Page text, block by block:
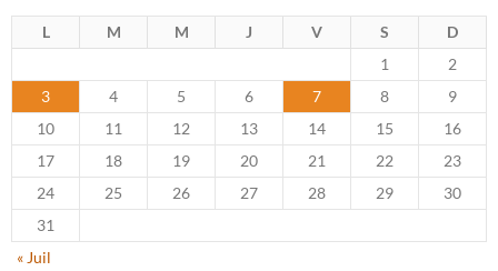
L M M J V S
D
1
2
3
4 5 6 7 8
9
10
11 12 13 14 15
16
17
18 19 20 21 22
23
24
25 26 27 28 29
30
31
« Juil